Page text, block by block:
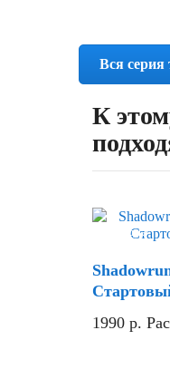
Вся серия
К
Скидка
1990 р.